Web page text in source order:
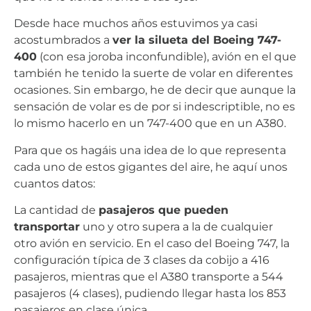
Desde hace muchos años estuvimos ya casi
acostumbrados a ver la silueta del Boeing 747-
400 (con esa joroba inconfundible), avión en el que
también he tenido la suerte de volar en diferentes
ocasiones. Sin embargo, he de decir que aunque la
sensación de volar es de por si indescriptible, no es
lo mismo hacerlo en un 747-400 que en un A380.
Para que os hagáis una idea de lo que representa
cada uno de estos gigantes del aire, he aquí unos
cuantos datos:
La cantidad de pasajeros que pueden
transportar uno y otro supera a la de cualquier
otro avión en servicio. En el caso del Boeing 747, la
configuración típica de 3 clases da cobijo a 416
pasajeros, mientras que el A380 transporte a 544
pasajeros (4 clases), pudiendo llegar hasta los 853